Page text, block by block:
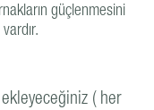
güçlenmesini
( her